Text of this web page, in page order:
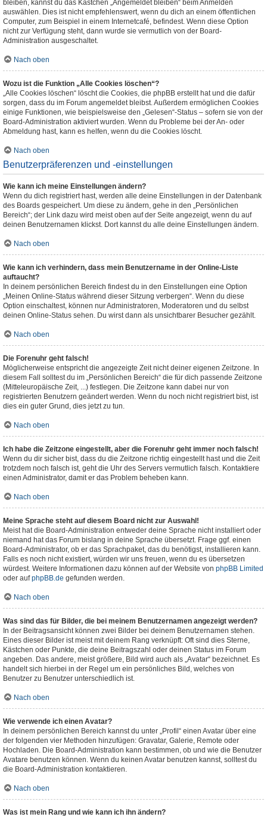
bleiben, kannst du das Kästchen „Angemeldet bleiben“ beim Anmelden
auswählen. Dies ist nicht empfehlenswert, wenn du dich an einem öffentlichen
Computer, zum Beispiel in einem Internetcafé, befindest. Wenn diese Option
nicht zur Verfügung steht, dann wurde sie vermutlich von der Board-
Administration ausgeschaltet.
Nach oben
Wozu ist die Funktion „Alle Cookies löschen“?
„Alle Cookies löschen“ löscht die Cookies, die phpBB erstellt hat und die dafür
sorgen, dass du im Forum angemeldet bleibst. Außerdem ermöglichen Cookies
einige Funktionen, wie beispielsweise den „Gelesen“-Status – sofern sie von der
Board-Administration aktiviert wurden. Wenn du Probleme bei der An- oder
Abmeldung hast, kann es helfen, wenn du die Cookies löscht.
Nach oben
Benutzerpräferenzen und -einstellungen
Wie kann ich meine Einstellungen ändern?
Wenn du dich registriert hast, werden alle deine Einstellungen in der Datenbank
des Boards gespeichert. Um diese zu ändern, gehe in den „Persönlichen
Bereich“; der Link dazu wird meist oben auf der Seite angezeigt, wenn du auf
deinen Benutzernamen klickst. Dort kannst du alle deine Einstellungen ändern.
Nach oben
Wie kann ich verhindern, dass mein Benutzername in der Online-Liste
auftaucht?
In deinem persönlichen Bereich findest du in den Einstellungen eine Option
„Meinen Online-Status während dieser Sitzung verbergen“. Wenn du diese
Option einschaltest, können nur Administratoren, Moderatoren und du selbst
deinen Online-Status sehen. Du wirst dann als unsichtbarer Besucher gezählt.
Nach oben
Die Forenuhr geht falsch!
Möglicherweise entspricht die angezeigte Zeit nicht deiner eigenen Zeitzone. In
diesem Fall solltest du im „Persönlichen Bereich“ die für dich passende Zeitzone
(Mitteleuropäische Zeit, ...) festlegen. Die Zeitzone kann dabei nur von
registrierten Benutzern geändert werden. Wenn du noch nicht registriert bist, ist
dies ein guter Grund, dies jetzt zu tun.
Nach oben
Ich habe die Zeitzone eingestellt, aber die Forenuhr geht immer noch falsch!
Wenn du dir sicher bist, dass du die Zeitzone richtig eingestellt hast und die Zeit
trotzdem noch falsch ist, geht die Uhr des Servers vermutlich falsch. Kontaktiere
einen Administrator, damit er das Problem beheben kann.
Nach oben
Meine Sprache steht auf diesem Board nicht zur Auswahl!
Meist hat die Board-Administration entweder deine Sprache nicht installiert oder
niemand hat das Forum bislang in deine Sprache übersetzt. Frage ggf. einen
Board-Administrator, ob er das Sprachpaket, das du benötigst, installieren kann.
Falls es noch nicht existiert, würden wir uns freuen, wenn du es übersetzen
würdest. Weitere Informationen dazu können auf der Website von phpBB Limited
oder aufphpBB.de gefunden werden.
Nach oben
Was sind das für Bilder, die bei meinem Benutzernamen angezeigt werden?
In der Beitragsansicht können zwei Bilder bei deinem Benutzernamen stehen.
Eines dieser Bilder ist meist mit deinem Rang verknüpft: Oft sind dies Sterne,
Kästchen oder Punkte, die deine Beitragszahl oder deinen Status im Forum
angeben. Das andere, meist größere, Bild wird auch als „Avatar“ bezeichnet. Es
handelt sich hierbei in der Regel um ein persönliches Bild, welches von
Benutzer zu Benutzer unterschiedlich ist.
Nach oben
Wie verwende ich einen Avatar?
In deinem persönlichen Bereich kannst du unter „Profil“ einen Avatar über eine
der folgenden vier Methoden hinzufügen: Gravatar, Galerie, Remote oder
Hochladen. Die Board-Administration kann bestimmen, ob und wie die Benutzer
Avatare benutzen können. Wenn du keinen Avatar benutzen kannst, solltest du
die Board-Administration kontaktieren.
Nach oben
Was ist mein Rang und wie kann ich ihn ändern?